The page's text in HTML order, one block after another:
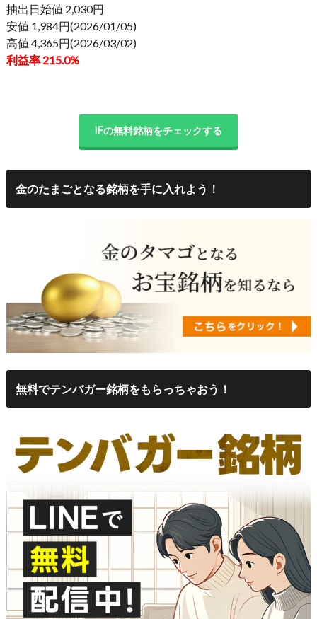
抽出日始値 2,030円
安値 1,984円(2026/01/05)
高値 4,365円(2026/03/02)
利益率 215.0%
IFの無料銘柄をチェックする
金のたまごとなる銘柄を手に入れよう！
無料でテンバガー銘柄をもらっちゃおう！